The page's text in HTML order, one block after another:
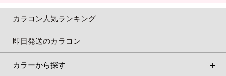
カラコン人気ランキング
即日発送のカラコン
カラーから探す